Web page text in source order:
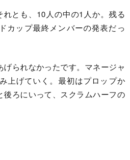
とも、10人の中の1人か。残る
ップ最終メンバーの発表だっ
げられなかったです。マネージャ
上げていく。最初はプロップか
後ろにいって、スクラムハーフの